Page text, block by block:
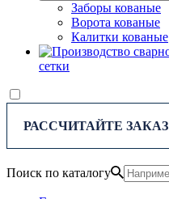
Заборы кованые
Ворота кованые
Калитки кованые
сетки
РАССЧИТАЙТЕ ЗАКАЗ
Поиск по каталогу